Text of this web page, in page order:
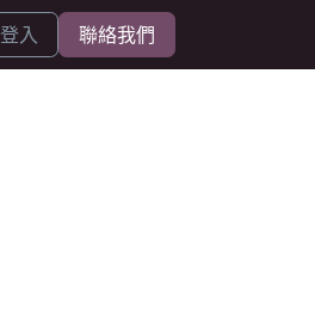
登入 聯絡我們